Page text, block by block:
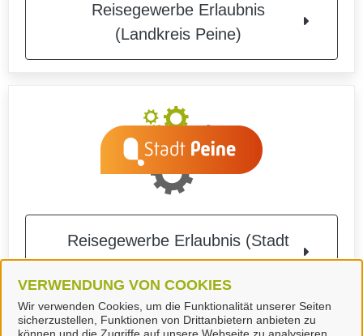
VERWENDUNG VON COOKIES
Wir verwenden Cookies, um die Funktionalität unserer Seiten
sicherzustellen, Funktionen von Drittanbietern anbieten zu
Reisegewerbe Erlaubnis
(Landkreis Peine)
Reisegewerbe Erlaubnis (Stadt
Peine)